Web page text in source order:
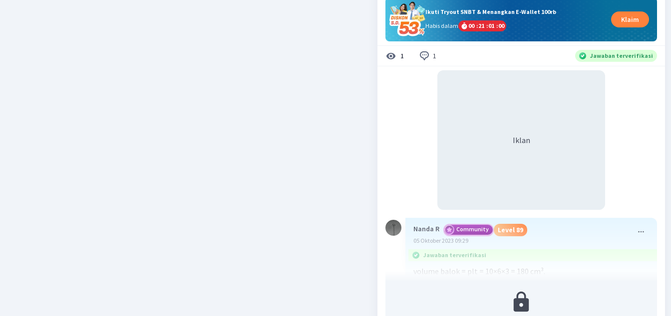
Ikuti Tryout SNBT & Menangkan E-Wallet 100rb
Habis dalam
00 :21 :00 :59
Klaim
1 1 Jawaban terverifikasi
Iklan
Nanda R Community Level 89
05 Oktober 2023 09:29
Jawaban terverifikasi
volume balok = plt = 10×6×3 = 180 cm³.
Balas